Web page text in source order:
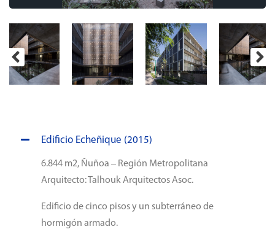
Edificio Echeñique (2015)
6.844 m2, Ñuñoa – Región Metropolitana
Arquitecto: Talhouk Arquitectos Asoc.
Edificio de cinco pisos y un subterráneo de
hormigón armado.